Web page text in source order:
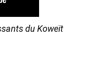
du Koweït